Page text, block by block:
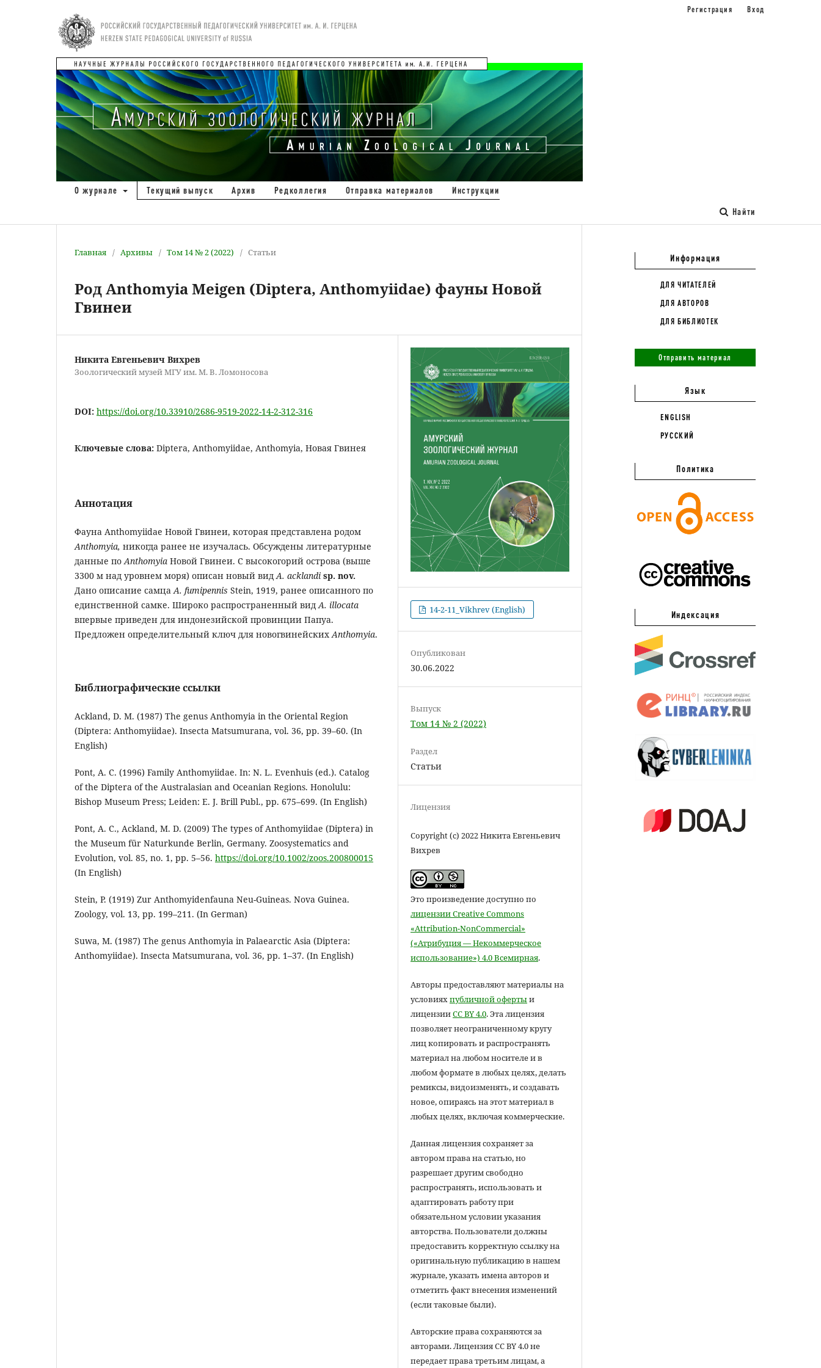
О журнале Текущий выпуск Архив Редколлегия Отправка материалов Инструкции
Найти
Регистрация Вход
Главная / Архивы / Том 14 № 2 (2022) / Статьи
Род Anthomyia Meigen (Diptera, Anthomyiidae) фауны Новой
Гвинеи
Никита Евгеньевич Вихрев
Зоологический музей МГУ им. М. В. Ломоносова
DOI: https://doi.org/10.33910/2686-9519-2022-14-2-312-316
Ключевые слова: Diptera, Anthomyiidae, Anthomyia, Новая Гвинея
Аннотация
Фауна Anthomyiidae Новой Гвинеи, которая представлена родом
Anthomyia, никогда ранее не изучалась. Обсуждены литературные
данные поAnthomyia Новой Гвинеи. С высокогорий острова (выше
3300 м над уровнем моря) описан новый видA. acklandi sp. nov.
Дано описание самцаA. fumipennis Stein, 1919, ранее описанного по
единственной самке. Широко распространенный видA. illocata
впервые приведен для индонезийской провинции Папуа.
Предложен определительный ключ для новогвинейскихAnthomyia.
Библиографические ссылки
Ackland, D. M. (1987) The genus Anthomyia in the Oriental Region
(Diptera: Anthomyiidae). Insecta Matsumurana, vol. 36, pp. 39–60. (In
English)
Pont, A. C. (1996) Family Anthomyiidae. In: N. L. Evenhuis (ed.). Catalog
of the Diptera of the Australasian and Oceanian Regions. Honolulu:
Bishop Museum Press; Leiden: E. J. Brill Publ., pp. 675–699. (In English)
Pont, A. C., Ackland, M. D. (2009) The types of Anthomyiidae (Diptera) in
the Museum für Naturkunde Berlin, Germany. Zoosystematics and
Evolution, vol. 85, no. 1, pp. 5–56. https://doi.org/10.1002/zoos.200800015
(In English)
Stein, P. (1919) Zur Anthomyidenfauna Neu-Guineas. Nova Guinea.
Zoology, vol. 13, pp. 199–211. (In German)
Suwa, M. (1987) The genus Anthomyia in Palaearctic Asia (Diptera:
Anthomyiidae). Insecta Matsumurana, vol. 36, pp. 1–37. (In English)
14-2-11_Vikhrev (English)
Опубликован
30.06.2022
Выпуск
Том 14 № 2 (2022)
Раздел
Статьи
Лицензия
Copyright (c) 2022 Никита Евгеньевич
Вихрев
Это произведение доступно по
лицензии Creative Commons
«Attribution-NonCommercial»
(«Атрибуция — Некоммерческое
использование») 4.0 Всемирная.
Авторы предоставляют материалы на
условияхпубличной офертыи
лицензииCC BY 4.0. Эта лицензия
позволяет неограниченному кругу
лиц копировать и распространять
материал на любом носителе и в
любом формате в любых целях, делать
ремиксы, видоизменять, и создавать
новое, опираясь на этот материал в
любых целях, включая коммерческие.
Данная лицензия сохраняет за
автором права на статью, но
разрешает другим свободно
распространять, использовать и
адаптировать работу при
обязательном условии указания
авторства. Пользователи должны
предоставить корректную ссылку на
оригинальную публикацию в нашем
журнале, указать имена авторов и
отметить факт внесения изменений
(если таковые были).
Авторские права сохраняются за
авторами. Лицензия CC BY 4.0 не
передает права третьим лицам, а
Информация
ДЛЯ ЧИТАТЕЛЕЙ
ДЛЯ АВТОРОВ
ДЛЯ БИБЛИОТЕК
Отправить материал
Язык
ENGLISH
РУССКИЙ
Политика
Индексация